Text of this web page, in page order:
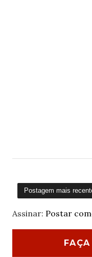
Postagem mais
Assinar: Postar